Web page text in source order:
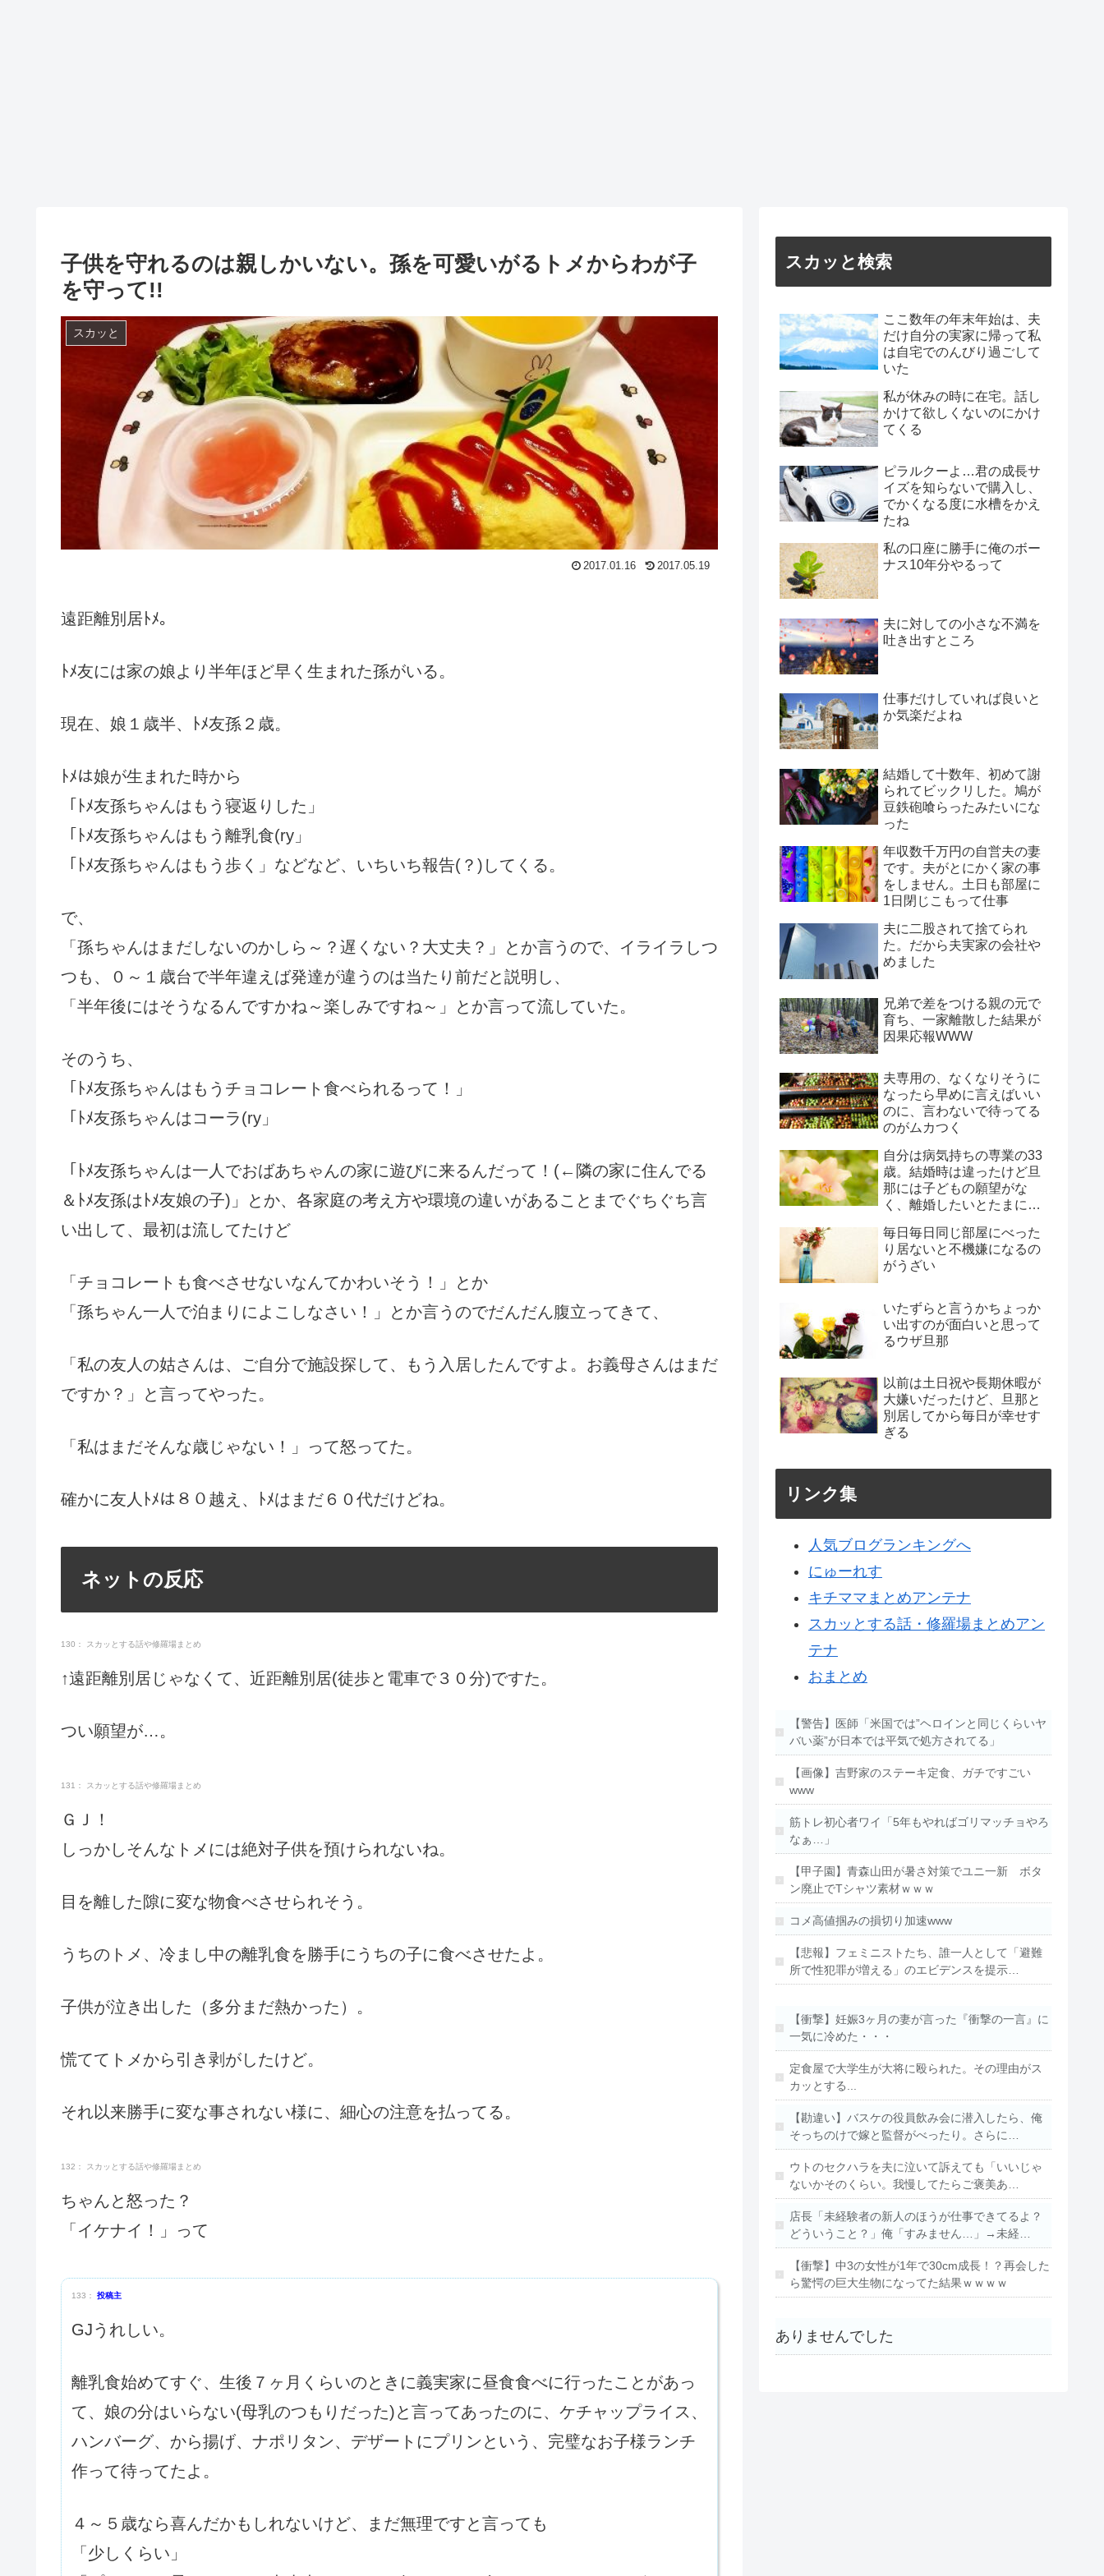
子供を守れるのは親しかいない。孫を可愛いがるトメからわが子
を守って!!
スカッと
2017.01.16 2017.05.19
遠距離別居ﾄﾒ。
ﾄﾒ友には家の娘より半年ほど早く生まれた孫がいる。
現在、娘１歳半、ﾄﾒ友孫２歳。
ﾄﾒは娘が生まれた時から
「ﾄﾒ友孫ちゃんはもう寝返りした」
「ﾄﾒ友孫ちゃんはもう離乳食(ry」
「ﾄﾒ友孫ちゃんはもう歩く」などなど、いちいち報告(？)してくる。
で、
「孫ちゃんはまだしないのかしら～？遅くない？大丈夫？」とか言うので、イライラしつ
つも、０～１歳台で半年違えば発達が違うのは当たり前だと説明し、
「半年後にはそうなるんですかね～楽しみですね～」とか言って流していた。
そのうち、
「ﾄﾒ友孫ちゃんはもうチョコレート食べられるって！」
「ﾄﾒ友孫ちゃんはコーラ(ry」
「ﾄﾒ友孫ちゃんは一人でおばあちゃんの家に遊びに来るんだって！(←隣の家に住んでる
＆ﾄﾒ友孫はﾄﾒ友娘の子)」とか、各家庭の考え方や環境の違いがあることまでぐちぐち言
い出して、最初は流してたけど
「チョコレートも食べさせないなんてかわいそう！」とか
「孫ちゃん一人で泊まりによこしなさい！」とか言うのでだんだん腹立ってきて、
「私の友人の姑さんは、ご自分で施設探して、もう入居したんですよ。お義母さんはまだ
ですか？」と言ってやった。
「私はまだそんな歳じゃない！」って怒ってた。
確かに友人ﾄﾒは８０越え、ﾄﾒはまだ６０代だけどね。
ネットの反応
130： スカッとする話や修羅場まとめ
↑遠距離別居じゃなくて、近距離別居(徒歩と電車で３０分)ですた。
つい願望が…。
131： スカッとする話や修羅場まとめ
ＧＪ！
しっかしそんなトメには絶対子供を預けられないね。
目を離した隙に変な物食べさせられそう。
うちのトメ、冷まし中の離乳食を勝手にうちの子に食べさせたよ。
子供が泣き出した（多分まだ熱かった）。
慌ててトメから引き剥がしたけど。
それ以来勝手に変な事されない様に、細心の注意を払ってる。
132： スカッとする話や修羅場まとめ
ちゃんと怒った？
「イケナイ！」って
133： 投稿主
GJうれしい。
離乳食始めてすぐ、生後７ヶ月くらいのときに義実家に昼食食べに行ったことがあっ
て、娘の分はいらない(母乳のつもりだった)と言ってあったのに、ケチャップライス、
ハンバーグ、から揚げ、ナポリタン、デザートにプリンという、完璧なお子様ランチ
作って待ってたよ。
４～５歳なら喜んだかもしれないけど、まだ無理ですと言っても
「少しくらい」
スカッと検索
ここ数年の年末年始は、夫
だけ自分の実家に帰って私
は自宅でのんびり過ごして
いた
私が休みの時に在宅。話し
かけて欲しくないのにかけ
てくる
ピラルクーよ…君の成長サ
イズを知らないで購入し、
でかくなる度に水槽をかえ
たね
私の口座に勝手に俺のボー
ナス10年分やるって
夫に対しての小さな不満を
吐き出すところ
仕事だけしていれば良いと
か気楽だよね
結婚して十数年、初めて謝
られてビックリした。鳩が
豆鉄砲喰らったみたいにな
った
年収数千万円の自営夫の妻
です。夫がとにかく家の事
をしません。土日も部屋に
1日閉じこもって仕事
夫に二股されて捨てられ
た。だから夫実家の会社や
めました
兄弟で差をつける親の元で
育ち、一家離散した結果が
因果応報WWW
夫専用の、なくなりそうに
なったら早めに言えばいい
のに、言わないで待ってる
のがムカつく
自分は病気持ちの専業の33
歳。結婚時は違ったけど旦
那には子どもの願望がな
く、離婚したいとたまに言
してる
毎日毎日同じ部屋にべった
り居ないと不機嫌になるの
がうざい
いたずらと言うかちょっか
い出すのが面白いと思って
るウザ旦那
以前は土日祝や長期休暇が
大嫌いだったけど、旦那と
別居してから毎日が幸せす
ぎる
リンク集
人気ブログランキングへ
にゅーれす
キチママまとめアンテナ
スカッとする話・修羅場まとめアン
テナ
おまとめ
【警告】医師「米国では”ヘロインと同じくらいヤ
バい薬”が日本では平気で処方されてる」
【画像】吉野家のステーキ定食、ガチですごい
www
筋トレ初心者ワイ「5年もやればゴリマッチョやろ
なぁ…」
【甲子園】青森山田が暑さ対策でユニ一新 ボタ
ン廃止でTシャツ素材ｗｗｗ
コメ高値掴みの損切り加速www
【悲報】フェミニストたち、誰一人として「避難
所で性犯罪が増える」のエビデンスを提示…
【衝撃】妊娠3ヶ月の妻が言った『衝撃の一言』に
一気に冷めた・・・
定食屋で大学生が大将に殴られた。その理由がス
カッとする...
【勘違い】バスケの役員飲み会に潜入したら、俺
そっちのけで嫁と監督がべったり。さらに…
ウトのセクハラを夫に泣いて訴えても「いいじゃ
ないかそのくらい。我慢してたらご褒美あ…
店長「未経験者の新人のほうが仕事できてるよ？
どういうこと？」俺「すみません…」→未経…
【衝撃】中3の女性が1年で30cm成長！？再会した
ら驚愕の巨大生物になってた結果ｗｗｗｗ
ありませんでした